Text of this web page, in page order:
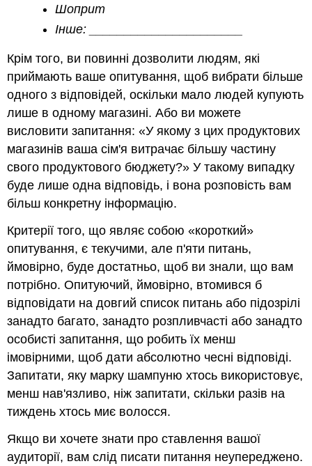
Шоприт
Інше: ______________________
Крім того, ви повинні дозволити людям, які
приймають ваше опитування, щоб вибрати більше
одного з відповідей, оскільки мало людей купують
лише в одному магазині. Або ви можете
висловити запитання: «У якому з цих продуктових
магазинів ваша сім'я витрачає більшу частину
свого продуктового бюджету?» У такому випадку
буде лише одна відповідь, і вона розповість вам
більш конкретну інформацію.
Критерії того, що являє собою «короткий»
опитування, є текучими, але п'яти питань,
ймовірно, буде достатньо, щоб ви знали, що вам
потрібно. Опитуючий, ймовірно, втомився б
відповідати на довгий список питань або підозрілі
занадто багато, занадто розпливчасті або занадто
особисті запитання, що робить їх менш
імовірними, щоб дати абсолютно чесні відповіді.
Запитати, яку марку шампуню хтось використовує,
менш нав'язливо, ніж запитати, скільки разів на
тиждень хтось миє волосся.
Якщо ви хочете знати про ставлення вашої
аудиторії, вам слід писати питання неупереджено.